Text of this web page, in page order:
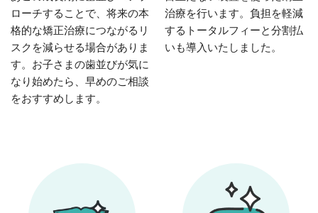
ローチすることで、将来の本
格的な矯正治療につながるリ
スクを減らせる場合がありま
す。お子さまの歯並びが気に
なり始めたら、早めのご相談
をおすすめします。
治療を行います。負担を軽減
するトータルフィーと分割払
いも導入いたしました。